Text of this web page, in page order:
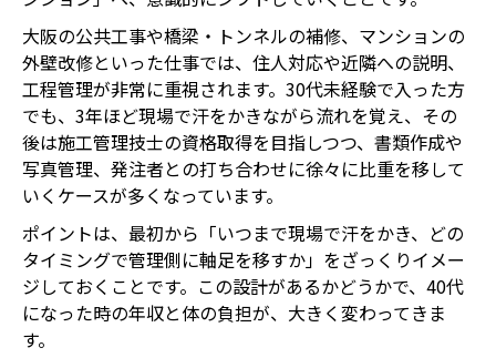
大阪の公共工事や橋梁・トンネルの補修、マンションの
外壁改修といった仕事では、住人対応や近隣への説明、
工程管理が非常に重視されます。30代未経験で入った方
でも、3年ほど現場で汗をかきながら流れを覚え、その
後は施工管理技士の資格取得を目指しつつ、書類作成や
写真管理、発注者との打ち合わせに徐々に比重を移して
いくケースが多くなっています。
ポイントは、最初から「いつまで現場で汗をかき、どの
タイミングで管理側に軸足を移すか」をざっくりイメー
ジしておくことです。この設計があるかどうかで、40代
になった時の年収と体の負担が、大きく変わってきま
す。